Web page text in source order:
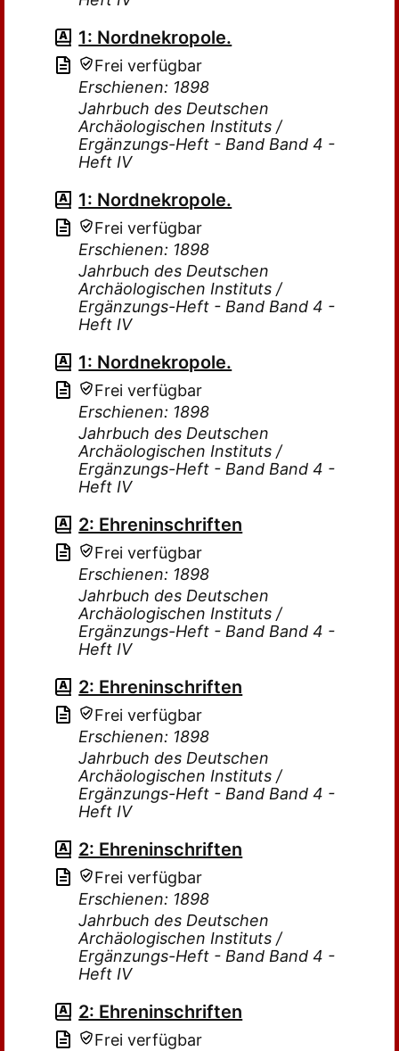
1: Nordnekropole.
Frei verfügbar
Erschienen: 1898
Jahrbuch des Deutschen
Archäologischen Instituts /
Ergänzungs-Heft - Band Band 4 -
Heft IV
1: Nordnekropole.
Frei verfügbar
Erschienen: 1898
Jahrbuch des Deutschen
Archäologischen Instituts /
Ergänzungs-Heft - Band Band 4 -
Heft IV
1: Nordnekropole.
Frei verfügbar
Erschienen: 1898
Jahrbuch des Deutschen
Archäologischen Instituts /
Ergänzungs-Heft - Band Band 4 -
Heft IV
2: Ehreninschriften
Frei verfügbar
Erschienen: 1898
Jahrbuch des Deutschen
Archäologischen Instituts /
Ergänzungs-Heft - Band Band 4 -
Heft IV
2: Ehreninschriften
Frei verfügbar
Erschienen: 1898
Jahrbuch des Deutschen
Archäologischen Instituts /
Ergänzungs-Heft - Band Band 4 -
Heft IV
2: Ehreninschriften
Frei verfügbar
Erschienen: 1898
Jahrbuch des Deutschen
Archäologischen Instituts /
Ergänzungs-Heft - Band Band 4 -
Heft IV
2: Ehreninschriften
Frei verfügbar